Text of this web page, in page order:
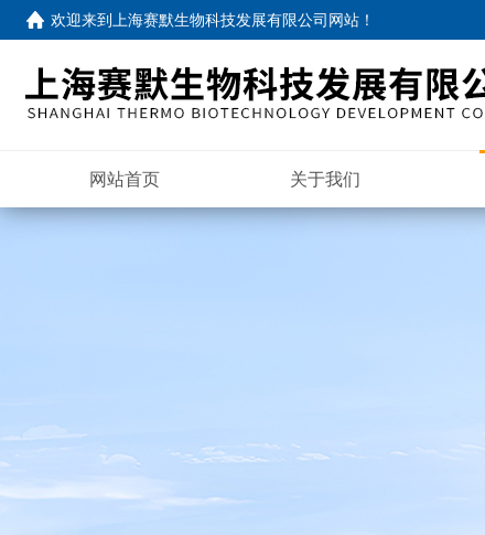
欢迎来到 上海赛默生物科技发展有限公司网站 ！
网站首页 关于我们